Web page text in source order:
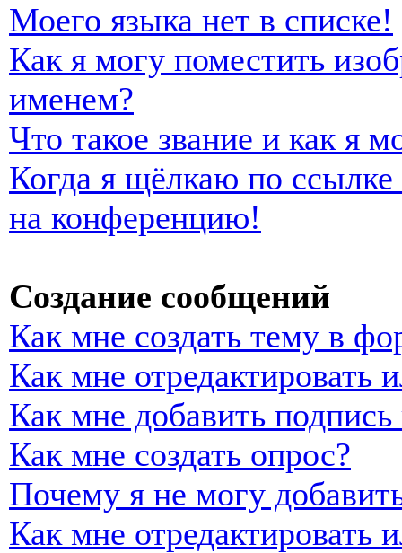
Моего языка нет в списке!
Как я могу поместить
именем?
Что такое звание и как я
Когда я щёлкаю по
на конференцию!
Создание сообщений
Как мне создать тему в
Как мне отредактировать
Как мне добавить
Как мне создать опрос?
Почему я не могу
Как мне отредактировать